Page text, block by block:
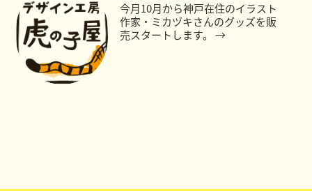
今月10月から神戸在住のイラスト
作家・ミカヅキさんのグッズを販
売スタートします。 →